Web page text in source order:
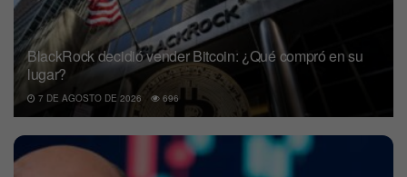
BlackRock decidió vender Bitcoin: ¿Qué compró en su
lugar?
7 DE AGOSTO DE 2026 696